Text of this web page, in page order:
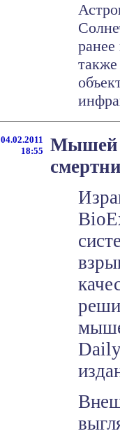
ранее
04.02.2011
18:55
Мышей